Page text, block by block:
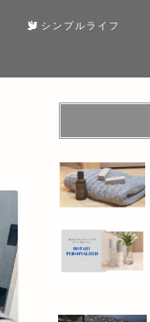
シンプルライフ